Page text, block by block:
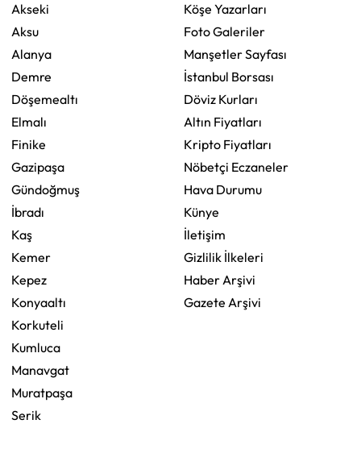
Akseki
Aksu
Alanya
Demre
Döşemealtı
Elmalı
Finike
Gazipaşa
Gündoğmuş
İbradı
Kaş
Kemer
Kepez
Konyaaltı
Korkuteli
Kumluca
Manavgat
Muratpaşa
Serik
Köşe Yazarları
Foto Galeriler
Manşetler Sayfası
İstanbul Borsası
Döviz Kurları
Altın Fiyatları
Kripto Fiyatları
Nöbetçi Eczaneler
Hava Durumu
Künye
İletişim
Gizlilik İlkeleri
Haber Arşivi
Gazete Arşivi